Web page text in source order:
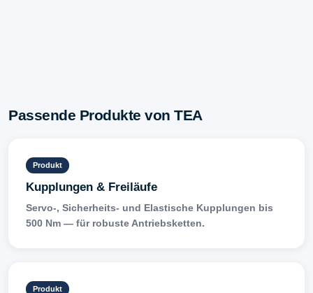
Passende Produkte von TEA
Produkt
Kupplungen & Freiläufe
Servo-, Sicherheits- und Elastische Kupplungen bis
500 Nm — für robuste Antriebsketten.
Produkt